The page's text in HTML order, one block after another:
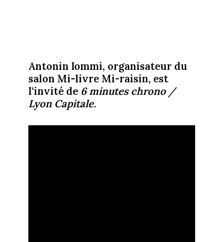
Antonin Iommi, organisateur du
salon Mi-livre Mi-raisin, est
l'invité de 6 minutes chrono /
Lyon Capitale.